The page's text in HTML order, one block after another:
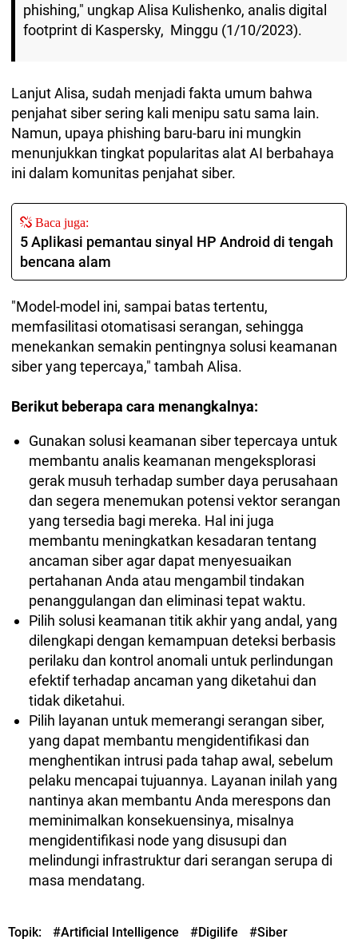
phishing," ungkap Alisa Kulishenko, analis digital
footprint di Kaspersky, Minggu (1/10/2023).
Lanjut Alisa, sudah menjadi fakta umum bahwa
penjahat siber sering kali menipu satu sama lain.
Namun, upaya phishing baru-baru ini mungkin
menunjukkan tingkat popularitas alat AI berbahaya
ini dalam komunitas penjahat siber.
Baca juga:
5 Aplikasi pemantau sinyal HP Android di tengah
bencana alam
"Model-model ini, sampai batas tertentu,
memfasilitasi otomatisasi serangan, sehingga
menekankan semakin pentingnya solusi keamanan
siber yang tepercaya," tambah Alisa.
Berikut beberapa cara menangkalnya:
Gunakan solusi keamanan siber tepercaya untuk
membantu analis keamanan mengeksplorasi
gerak musuh terhadap sumber daya perusahaan
dan segera menemukan potensi vektor serangan
yang tersedia bagi mereka. Hal ini juga
membantu meningkatkan kesadaran tentang
ancaman siber agar dapat menyesuaikan
pertahanan Anda atau mengambil tindakan
penanggulangan dan eliminasi tepat waktu.
Pilih solusi keamanan titik akhir yang andal, yang
dilengkapi dengan kemampuan deteksi berbasis
perilaku dan kontrol anomali untuk perlindungan
efektif terhadap ancaman yang diketahui dan
tidak diketahui.
Pilih layanan untuk memerangi serangan siber,
yang dapat membantu mengidentifikasi dan
menghentikan intrusi pada tahap awal, sebelum
pelaku mencapai tujuannya. Layanan inilah yang
nantinya akan membantu Anda merespons dan
meminimalkan konsekuensinya, misalnya
mengidentifikasi node yang disusupi dan
melindungi infrastruktur dari serangan serupa di
masa mendatang.
Topik: #Artificial Intelligence #Digilife #Siber